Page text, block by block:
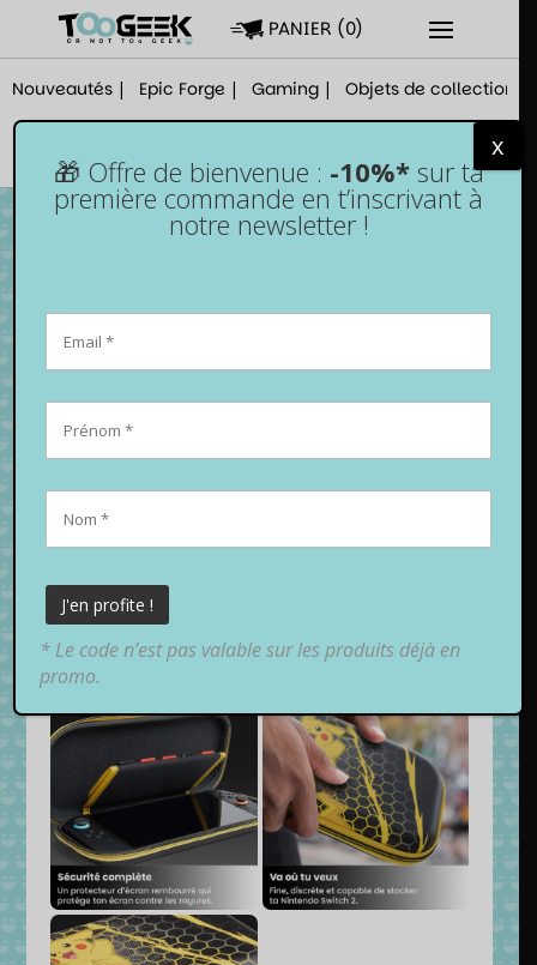
PANIER (0)
Nouveautés Epic Forge Gaming Objets de collection
🎁 Offre de bienvenue : -10%*sur ta
première commande en t’inscrivant à
notre newsletter !
* Le code n’est pas valable sur les produits déjà en
promo.
x